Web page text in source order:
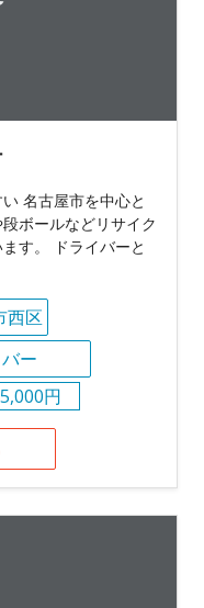
名古屋市を中心と
ボールなどリサイク
す。 ドライバーと
西区
ー
円